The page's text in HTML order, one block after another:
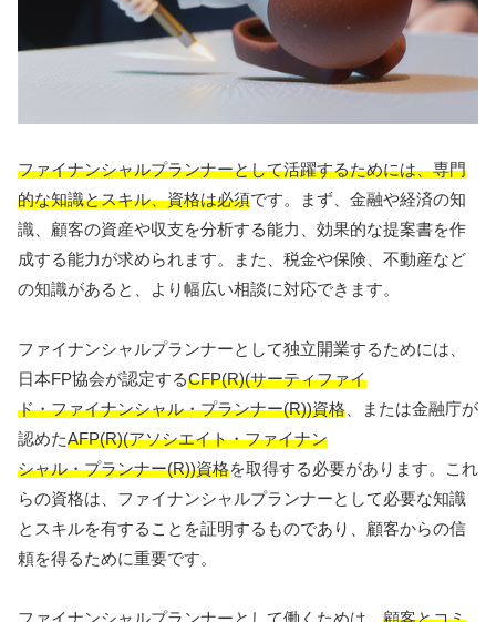
ファイナンシャルプランナーとして活躍するためには、専門
的な知識とスキル、資格は必須です。まず、金融や経済の知
識、顧客の資産や収支を分析する能力、効果的な提案書を作
成する能力が求められます。また、税金や保険、不動産など
の知識があると、より幅広い相談に対応できます。
ファイナンシャルプランナーとして独立開業するためには、
日本FP協会が認定するCFP(R)(サーティファイ
ド・ファイナンシャル・プランナー(R))資格 、または金融庁が
認めたAFP(R)(アソシエイト・ファイナン
シャル・プランナー(R))資格を取得する必要があります。これ
らの資格は、ファイナンシャルプランナーとして必要な知識
とスキルを有することを証明するものであり、顧客からの信
頼を得るために重要です。
ファイナンシャルプランナーとして働くためは、 顧客とコミ